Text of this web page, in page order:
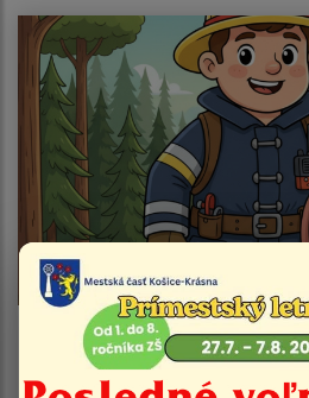
04.08.2026
Vyhlásenie času zvýšeného